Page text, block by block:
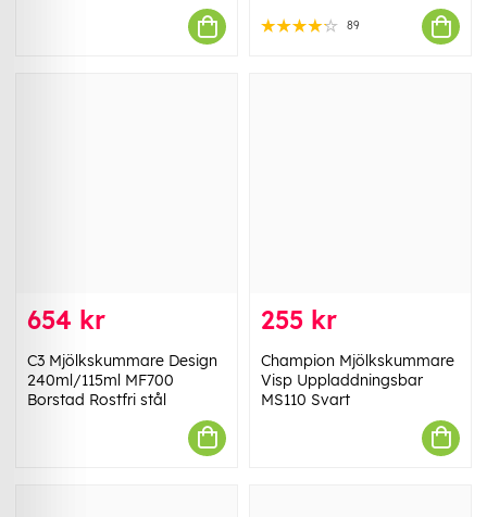
89
654 kr
C3 Mjölkskummare Design
240ml/115ml MF700
Borstad Rostfri stål
255 kr
Champion Mjölkskummare
Visp Uppladdningsbar
MS110 Svart